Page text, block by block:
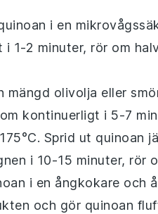
i en
i 1-2 minuter, rör om
mängd olivolja eller
kontinuerligt i 5-7
Sprid ut quinoan
i 10-15 minuter, rör
i en ångkokare och
och gör quinoan